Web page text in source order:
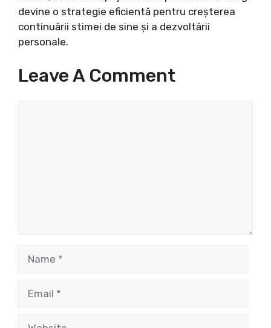
devine o strategie eficientă pentru creșterea
continuării stimei de sine și a dezvoltării
personale.
Leave A Comment